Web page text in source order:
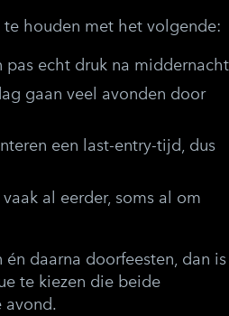
houden met het volgende:
pas echt druk na middernacht
gaan veel avonden door
een last-entry-tijd, dus
al eerder, soms al om
daarna doorfeesten, dan is
te kiezen die beide
avond.